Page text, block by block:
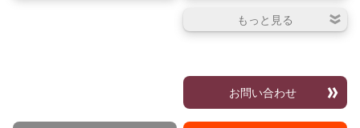
お問い合わせ